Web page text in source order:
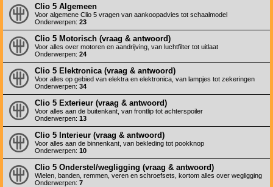
Clio 5 Algemeen
Voor algemene Clio 5 vragen van aankoopadvies tot schaalmodel
Onderwerpen: 23
Clio 5 Motorisch (vraag & antwoord)
Voor alles over motoren en aandrijving, van luchtfilter tot uitlaat
Onderwerpen: 24
Clio 5 Elektronica (vraag & antwoord)
Voor alles op gebied van elektra en elektronica, van lampjes tot zekeringen
Onderwerpen: 34
Clio 5 Exterieur (vraag & antwoord)
Voor alles aan de buitenkant, van frontlip tot achterspoiler
Onderwerpen: 13
Clio 5 Interieur (vraag & antwoord)
Voor alles aan de binnenkant, van bekleding tot pookknop
Onderwerpen: 10
Clio 5 Onderstel/wegligging (vraag & antwoord)
Wielen, banden, remmen, veren en schroefsets, kortom alles over wegligging
Onderwerpen: 7